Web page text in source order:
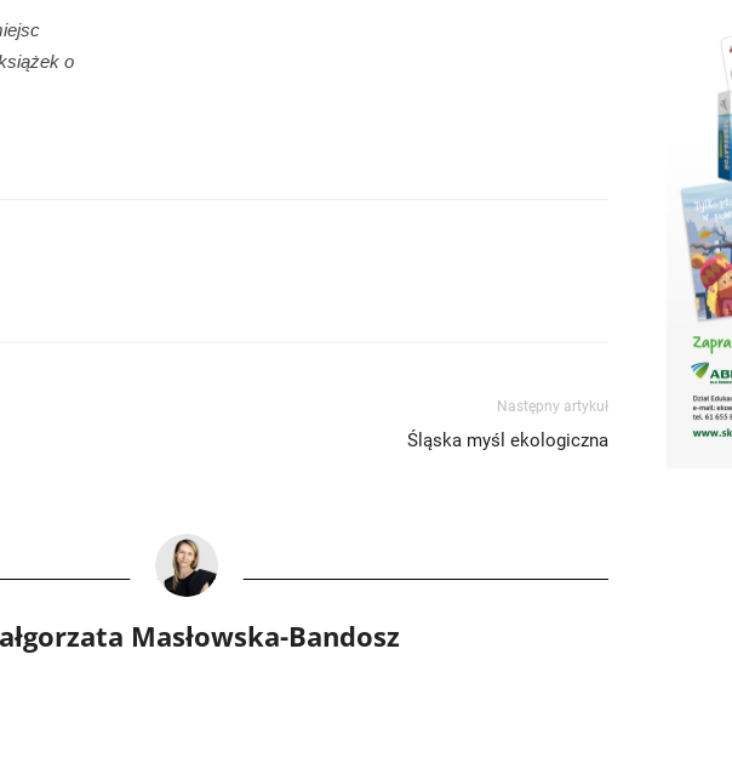
o
Następny artykuł
Śląska myśl ekologiczna
Masłowska-Bandosz